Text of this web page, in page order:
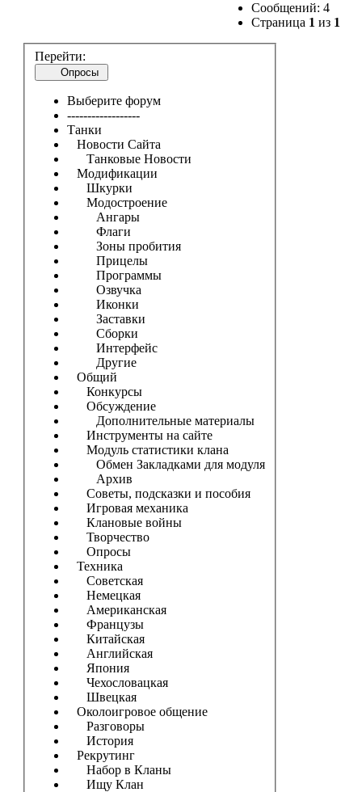
Сообщений: 4
Страница 1 из 1
Перейти:
Опросы
Выберите форум
------------------
Танки
Новости Сайта
Танковые Новости
Модификации
Шкурки
Модостроение
Ангары
Флаги
Зоны пробития
Прицелы
Программы
Озвучка
Иконки
Заставки
Сборки
Интерфейс
Другие
Общий
Конкурсы
Обсуждение
Дополнительные материалы
Инструменты на сайте
Модуль статистики клана
Обмен Закладками для модуля
Архив
Советы, подсказки и пособия
Игровая механика
Клановые войны
Творчество
Опросы
Техника
Советская
Немецкая
Американская
Французы
Китайская
Английская
Япония
Чехословацкая
Швецкая
Околоигровое общение
Разговоры
История
Рекрутинг
Набор в Кланы
Ищу Клан